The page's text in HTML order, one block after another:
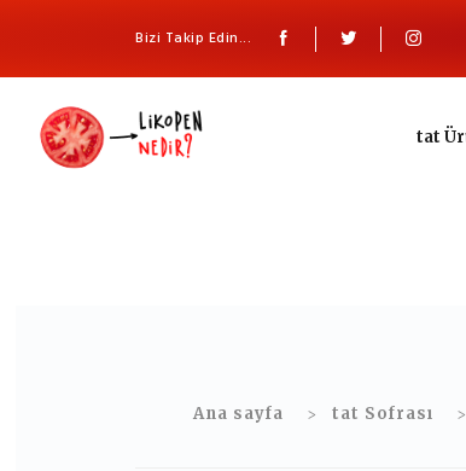
Bizi Takip Edin...
tat
Ana sayfa tat Sofrası